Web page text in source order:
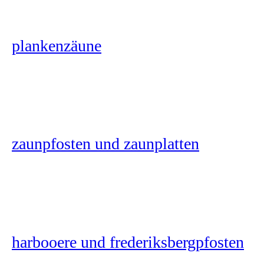
plankenzäune
zaunpfosten und zaunplatten
harbooere und frederiksbergpfosten